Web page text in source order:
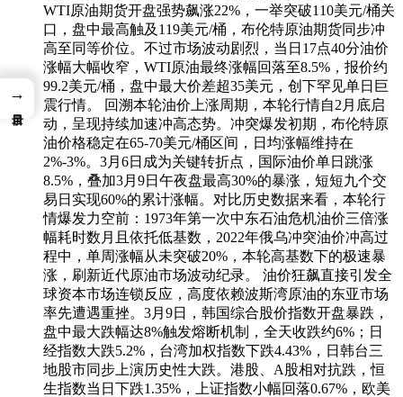
WTI原油期货开盘强势飙涨22%，一举突破110美元/桶关
口，盘中最高触及119美元/桶，布伦特原油期货同步冲
高至同等价位。不过市场波动剧烈，当日17点40分油价
涨幅大幅收窄，WTI原油最终涨幅回落至8.5%，报价约
99.2美元/桶，盘中最大价差超35美元，创下罕见单日巨
震行情。 回溯本轮油价上涨周期，本轮行情自2月底启
动，呈现持续加速冲高态势。冲突爆发初期，布伦特原
油价格稳定在65-70美元/桶区间，日均涨幅维持在
2%-3%。3月6日成为关键转折点，国际油价单日跳涨
8.5%，叠加3月9日午夜盘最高30%的暴涨，短短九个交
易日实现60%的累计涨幅。对比历史数据来看，本轮行
情爆发力空前：1973年第一次中东石油危机油价三倍涨
幅耗时数月且依托低基数，2022年俄乌冲突油价冲高过
程中，单周涨幅从未突破20%，本轮高基数下的极速暴
涨，刷新近代原油市场波动纪录。 油价狂飙直接引发全
球资本市场连锁反应，高度依赖波斯湾原油的东亚市场
率先遭遇重挫。3月9日，韩国综合股价指数开盘暴跌，
盘中最大跌幅达8%触发熔断机制，全天收跌约6%；日
经指数大跌5.2%，台湾加权指数下跌4.43%，日韩台三
地股市同步上演历史性大跌。港股、A股相对抗跌，恒
生指数当日下跌1.35%，上证指数小幅回落0.67%，欧美
→